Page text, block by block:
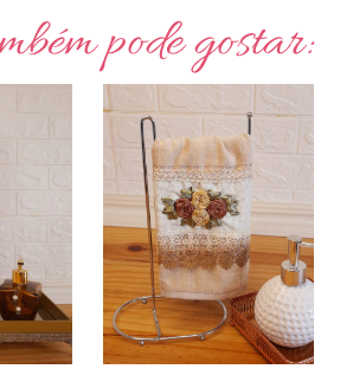
pode gostar: